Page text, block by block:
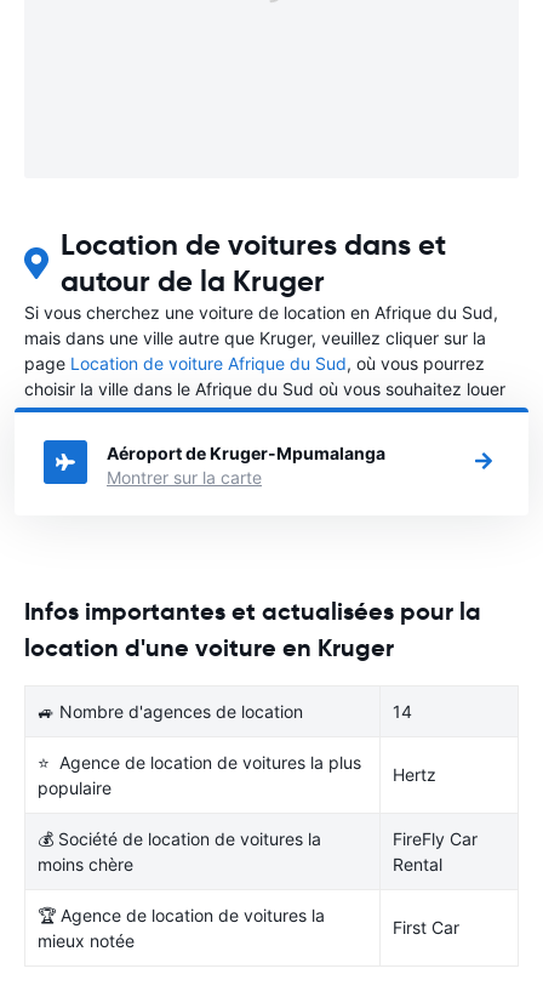
Location de voitures dans et
autour de la Kruger
Si vous cherchez une voiture de location en Afrique du Sud,
mais dans une ville autre que Kruger, veuillez cliquer sur la
page Location de voiture Afrique du Sud, où vous pourrez
choisir la ville dans le Afrique du Sud où vous souhaitez louer
une voiture.
Aéroport de Kruger-Mpumalanga
Montrer sur la carte
Infos importantes et actualisées pour la
location d'une voiture en Kruger
🚙 Nombre d'agences de location 14
⭐ Agence de location de voitures la plus
populaire
Hertz
💰 Société de location de voitures la
moins chère
FireFly Car
Rental
🏆 Agence de location de voitures la
mieux notée
First Car